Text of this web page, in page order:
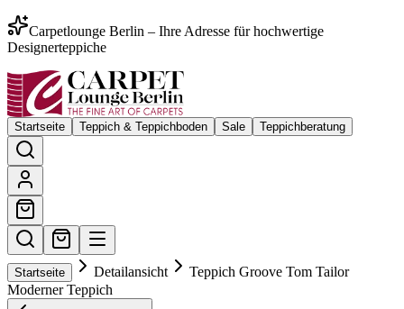
Carpetlounge Berlin – Ihre Adresse für hochwertige
Designerteppiche
Startseite Teppich & Teppichboden Sale Teppichberatung
Startseite Detailansicht
Teppich Groove Tom Tailor
Moderner Teppich